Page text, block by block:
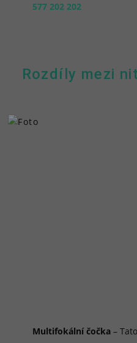
577 202 202
Rozdíly mezi
Multifokální čočka –